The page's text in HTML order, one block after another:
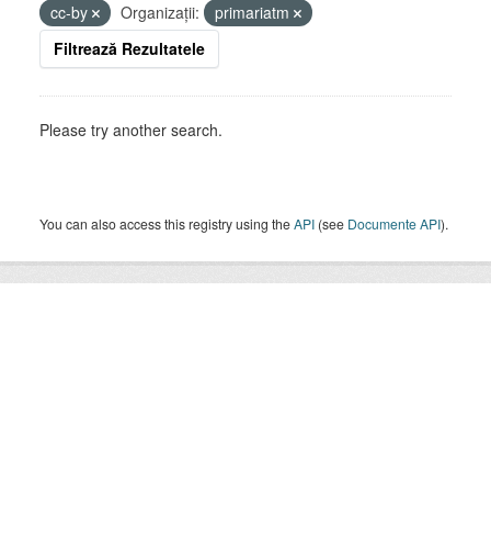
cc-by
Organizații:
primariatm
Filtrează Rezultatele
Please try another search.
You can also access this registry using theAPI (see Documente API).